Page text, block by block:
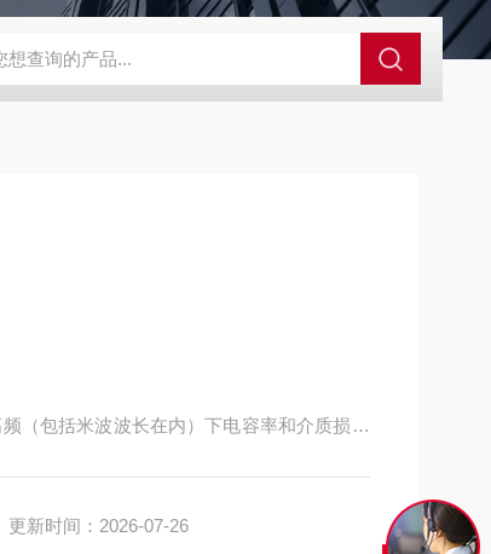
50Kv绝缘材料电压击穿强度试验机 GCDDJ-100Kv
（包括米波波长在内）下电容率和介质损耗
）的交流损耗特性和介电常数的测试方法
更新时间：2026-07-26